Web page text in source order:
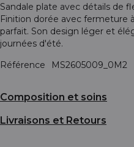
Sandale plate avec détails de
Finition dorée avec fermeture
parfait. Son design léger et
journées d'été.
Référence
MS2605009_0M2
Composition et soins
Livraisons et Retours